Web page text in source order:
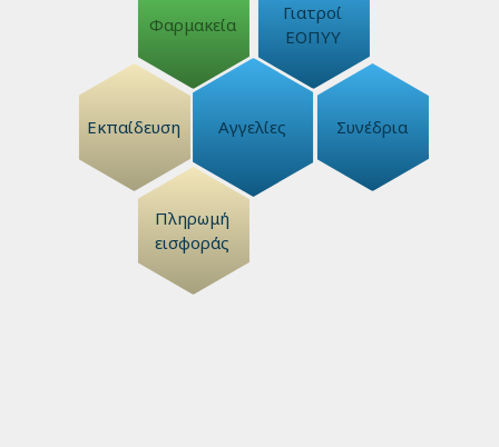
Φαρμακεία
Γιατροί
ΕΟΠΥΥ
Εκπαίδευση Αγγελίες Συνέδρια
Πληρωμή
εισφοράς